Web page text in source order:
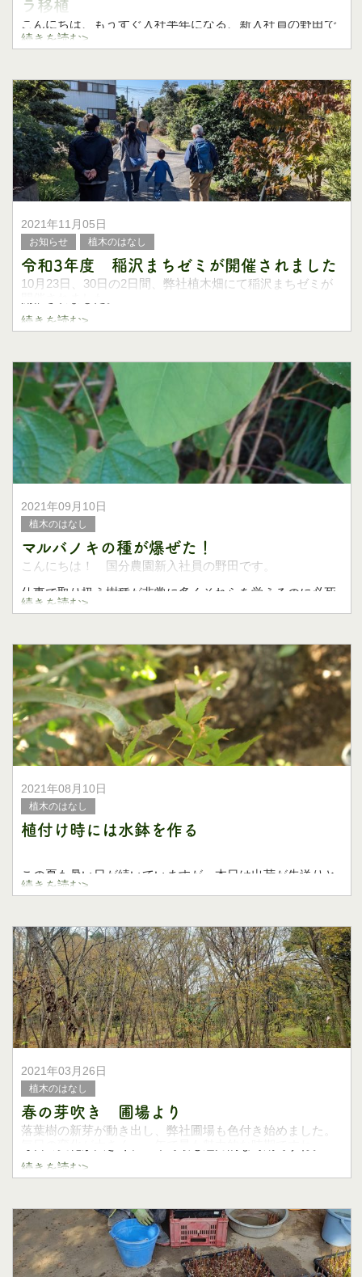
ラ移植
こんにちは、もうすぐ入社半年になる、新入社員の野田で
す。
が多く、なかなかパソコンの前に座ることができずブログ
更新が滞っておりました。
そういった外仕事が多い
続きを読む>
2021年11月05日
お知らせ 植木のはなし
令和3年度 稲沢まちゼミが開催されました
10月23日、30日の2日間、弊社植木畑にて稲沢まちゼミが
9月の初めに受付が開始されたのですが、受付初日午前から
続きを読む>
2021年09月10日
植木のはなし
マルバノキの種が爆ぜた！
こんにちは！ 国分農園新入社員の野田です。
仕事で取り扱う樹種が非常に多くそれらを覚えるのに必死
の毎日ですが、今回は面白い方法で種を集めるマルバノキ
(マルバノ
続きを読む>
2021年08月10日
植木のはなし
植付け時には水鉢を作る
この夏も暑い日が続いていますが、本日は出荷が先送りと
なったイロハモミジとシロモジを一時的に植え付けしまし
猛暑だからこそ、たっぷりの水を与えて元気に育つよう水
鉢を作っていきます。
続きを読む>
2021年03月26日
植木のはなし
春の芽吹き 圃場より
落葉樹の新芽が動き出し、弊社圃場も色付き始めました。
イロハモミジの新芽。赤いものが多いです。
カマツカの新芽。オレンジ色
続きを読む>